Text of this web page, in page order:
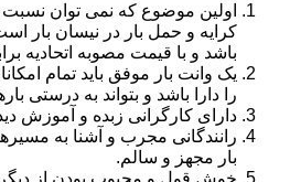
اولین موضوع که نمی توان نسبت
کرایه و حمل بار در نیسان بار
باشد و با قیمت مصوبه اتحادیه
یک وانت بار موفق باید تمام
را دارا باشد و بتواند به درستی
دارای کارگرانی زبده و آموزش
رانندگانی مجرب و آشنا به
بار مجهز و سالم.